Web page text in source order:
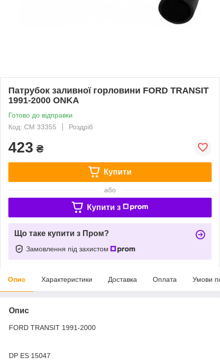
Патрубок заливної горловини FORD TRANSIT
1991-2000 ONKA
Готово до відправки
Код: CM 33355
Роздріб
423 ₴
Купити
або
Купити з
Що таке купити з Пром?
Замовлення під захистом
Опис Характеристики Доставка Оплата Умови
Опис
FORD TRANSIT 1991-2000
DP ES 15047